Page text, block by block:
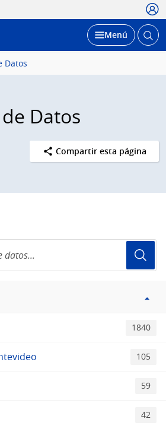
Desplegar
Menú Abrir
Datos
Datos
Compartir esta página
1840
105
59
42